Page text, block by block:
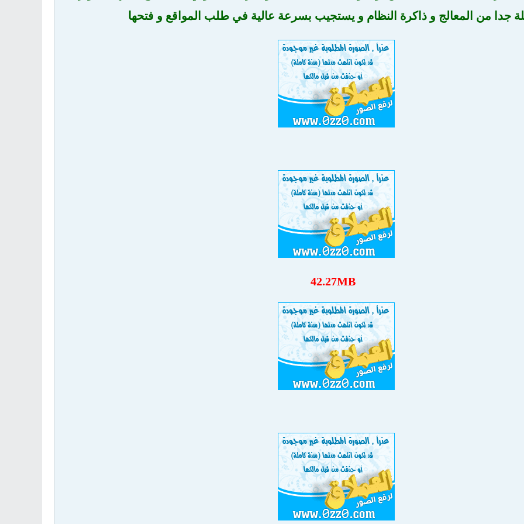
جدا من المعالج و ذاكرة النظام و يستجيب بسرعة عالية في طلب المواقع و فتحها
42.27MB